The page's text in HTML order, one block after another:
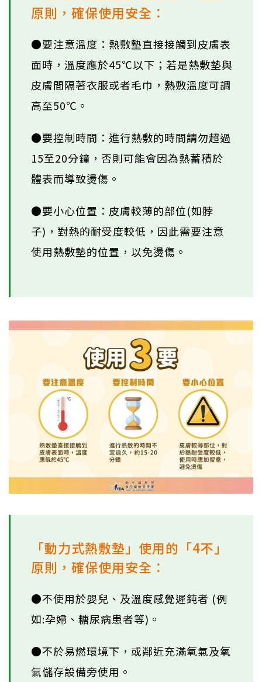
原則，確保使用安全：
●要注意溫度：熱敷墊直接接觸到皮膚表
面時，溫度應於45℃以下；若是熱敷墊與
皮膚間隔著衣服或者毛巾，熱敷溫度可調
高至50℃。
●要控制時間：進行熱敷的時間請勿超過
15至20分鐘，否則可能會因為熱蓄積於
體表而導致燙傷。
●要小心位置：皮膚較薄的部位(如脖
子)，對熱的耐受度較低，因此需要注意
使用熱敷墊的位置，以免燙傷。
「動力式熱敷墊」使用的「4不」
原則，確保使用安全：
●不使用於嬰兒、及溫度感覺遲鈍者 (例
如:孕婦、糖尿病患者等)。
●不於易燃環境下，或鄰近充滿氧氣及氧
氣儲存設備旁使用。